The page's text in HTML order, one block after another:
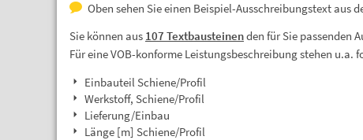
Oben sehen Sie einen Beispiel-Ausschreibungstext aus
Sie können aus 107 Textbausteinenden für Sie passenden
Für eine VOB-konforme Leistungsbeschreibung stehen u.a.
Einbauteil Schiene/Profil
Werkstoff, Schiene/Profil
Lieferung/Einbau
Länge [m] Schiene/Profil